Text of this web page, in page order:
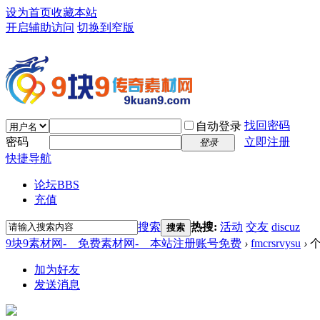
设为首页收藏本站
开启辅助访问 切换到窄版
自动登录 找回密码
密码
登录
立即注册
快捷导航
论坛BBS
充值
搜索 搜索 热搜: 活动 交友 discuz
9块9素材网-＿免费素材网-＿本站注册账号免费 › fmcrsrvysu ›
加为好友
发送消息